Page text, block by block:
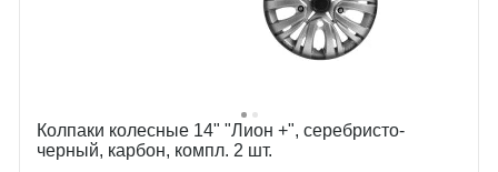
Колпаки колесные 14" "Лион +", серебристо-
черный, карбон, компл. 2 шт.